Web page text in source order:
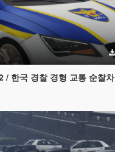
/ 한국 경찰 경형 교통 순찰차